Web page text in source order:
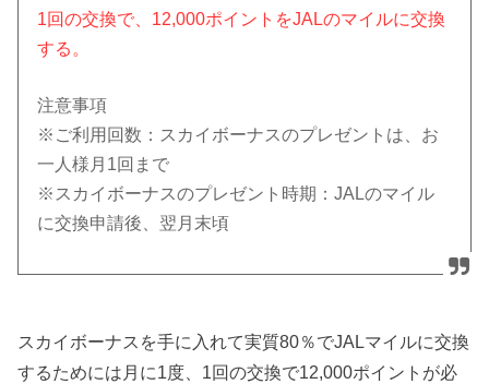
1回の交換で、12,000ポイントをJALのマイルに交換
する。
注意事項
※ご利用回数：スカイボーナスのプレゼントは、お
一人様 月1回まで
※スカイボーナスのプレゼント時期：JALのマイル
に交換申請後、翌月末頃
スカイボーナスを手に入れて実質80％でJALマイルに交換
するためには月に1度、1回の交換で12,000ポイントが必